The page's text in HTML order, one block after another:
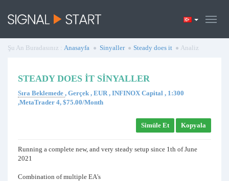
Şu An Buradasınız : Anasayfa Sinyaller Steady does it Analiz
STEADY DOES IT SINYALLER
Sıra Beklemede , Gerçek , EUR , INFINOX Capital , 1:300
,MetaTrader 4, $75.00/Month
Simüle Et Kopyala
Running a complete new, and very steady setup since 1th of June
2021
Combination of multiple EA's